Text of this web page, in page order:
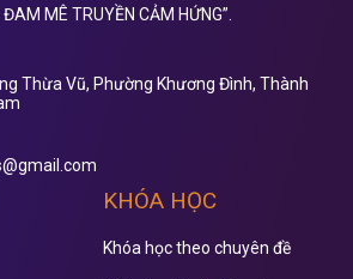
MÊ TRUYỀN CẢM HỨNG”.
Thừa Vũ, Phường Khương Đình, Thành
KHÓA HỌC
Khóa học theo chuyên đề